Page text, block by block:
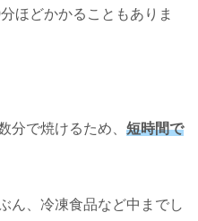
ほどかかることもありま
分で焼けるため、 短時間で
ん、冷凍食品など中までし